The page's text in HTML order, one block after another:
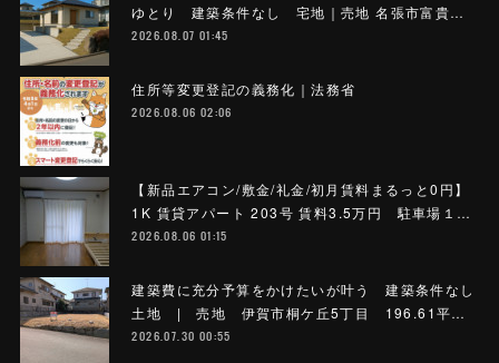
ゆとり 建築条件なし 宅地｜売地 名張市富貴…
2026.08.07 01:45
住所等変更登記の義務化｜法務省
2026.08.06 02:06
【新品エアコン/敷金/礼金/初月賃料まるっと0円】
1K 賃貸アパート 203号 賃料3.5万円 駐車場１…
2026.08.06 01:15
建築費に充分予算をかけたいが叶う 建築条件なし
土地 | 売地 伊賀市桐ケ丘5丁目 196.61平…
2026.07.30 00:55